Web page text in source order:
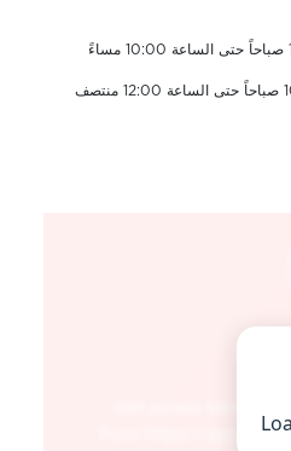
الجمعة - السبت من الساعة 10:00 صباحاً حتى الساعة 12:00 منتصف